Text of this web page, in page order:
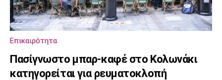
Europa League
Διεθνή
Α Γυναικών
Κύπελλο
Σπορ
Γυμναστική
Αυτοκίνητο
Tech
Αστέρας
Τρίπολης
ΠΑΣ Γιάννινα Λεβαδειακός
Επικαιρότητα
Πασίγνωστο μπαρ-καφέ στο Κολωνάκι
κατηγορείται για ρευματοκλοπή